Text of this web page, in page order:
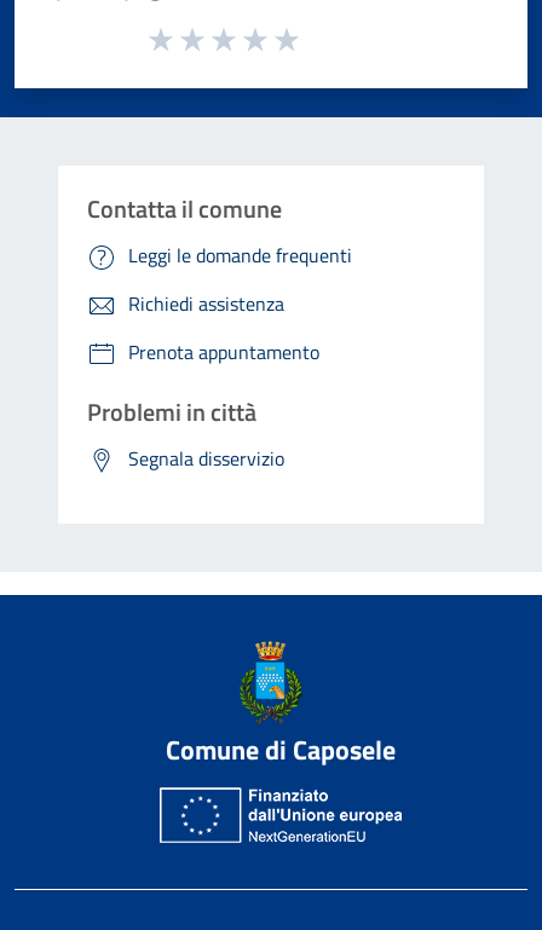
Valuta da 1 a 5 stelle la pagina
Contatta il comune
Leggi le domande frequenti
Richiedi assistenza
Prenota appuntamento
Problemi in città
Segnala disservizio
Comune di Caposele